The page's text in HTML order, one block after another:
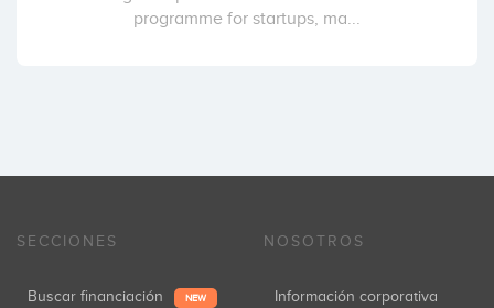
programme for startups, ma...
SECCIONES
Buscar financiación NEW
NOSOTROS
Información corporativa